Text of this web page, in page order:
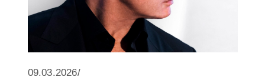
09.03.2026/